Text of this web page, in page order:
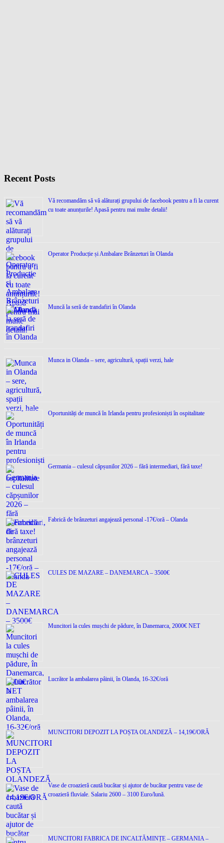
Recent Posts
Vă recomandăm să vă alăturați grupului de facebook pentru a fi la curent
cu toate anunțurile! Apasă pentru mai multe detalii!
Operator Producție și Ambalare Brânzeturi în Olanda
Muncă la seră de trandafiri în Olanda
Munca in Olanda – sere, agricultură, spații verzi, hale
Oportunități de muncă în Irlanda pentru profesioniști în ospitalitate
Germania – culesul căpșunilor 2026 – fără intermediari, fără taxe!
Fabrică de brânzeturi angajează personal -17€/oră – Olanda
CULES DE MAZARE – DANEMARCA – 3500€
Muncitori la cules mușchi de pădure, în Danemarca, 2000€ NET
Lucrător la ambalarea pâinii, în Olanda, 16-32€/oră
MUNCITORI DEPOZIT LA POȘTA OLANDEZĂ – 14,19€/ORĂ
Vase de croazieră caută bucătar și ajutor de bucătar pentru vase de
croazieră fluviale. Salariu 2600 – 3100 Euro/lună.
MUNCITORI FABRICA DE INCALTĂMINȚE – GERMANIA –